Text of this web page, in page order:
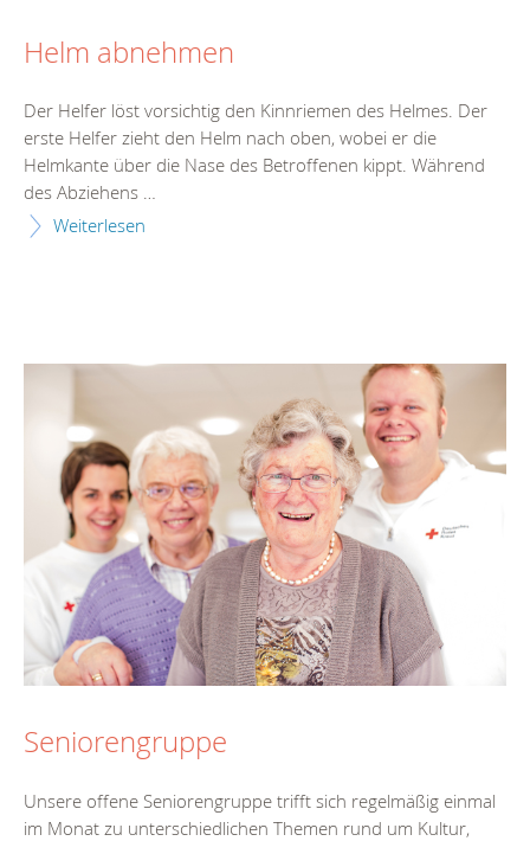
Helm abnehmen
Der Helfer löst vorsichtig den Kinnriemen des Helmes. Der
erste Helfer zieht den Helm nach oben, wobei er die
Helmkante über die Nase des Betroffenen kippt. Während
des Abziehens …
Weiterlesen
Seniorengruppe
Unsere offene Seniorengruppe trifft sich regelmäßig einmal
im Monat zu unterschiedlichen Themen rund um Kultur,